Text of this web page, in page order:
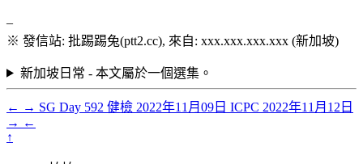
–
※ 發信站: 批踢踢兔(ptt2.cc), 來自: xxx.xxx.xxx.xxx (新加坡)
新加坡日常 - 本文屬於一個選集。
← → SG Day 592 健檢 2022年11月09日 ICPC 2022年11月12日
→ ←
↑